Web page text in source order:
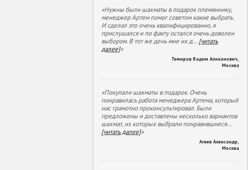
«Нужны были шахматы в подарок племяннику,
менеджер Артем помог советом какие выбрать.
И сделал это очень квалифицированно, я
прислушался и по факту остался очень доволен
выбором. В тот же день мне их д...[читать
далее]»
Темиров Вадим Алиханович
Москва
«Покупали шахматы в подарок. Очень
понравилась работа менеджера Артема, который
нас грамотно проконсультировал. Были
предложены и доставлены несколько вариантов
шахмат, из которых выбрали понравившиеся...
[читать далее]»
Агеев Александр
Москва